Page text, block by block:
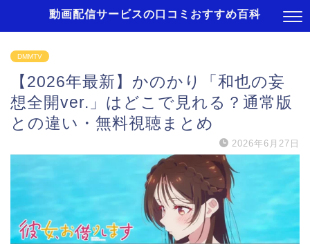
動画配信サービスの口コミおすすめ百科
DMMTV
【2026年最新】かのかり「和也の妄
想全開ver.」はどこで見れる？通常版
との違い・無料視聴まとめ
2026年6月27日